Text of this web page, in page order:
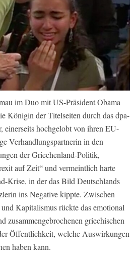
im Duo mit US-Präsident Obama
Königin der Titelseiten durch das dpa-
einerseits hochgelobt von ihren EU-
Verhandlungspartnerin in den
der Griechenland-Politik,
auf Zeit“ und vermeintlich harte
Krise, in der das Bild Deutschlands
ins Negative kippte. Zwischen
Kapitalismus rückte das emotional
zusammengebrochenen griechischen
Öffentlichkeit, welche Auswirkungen
haben kann.